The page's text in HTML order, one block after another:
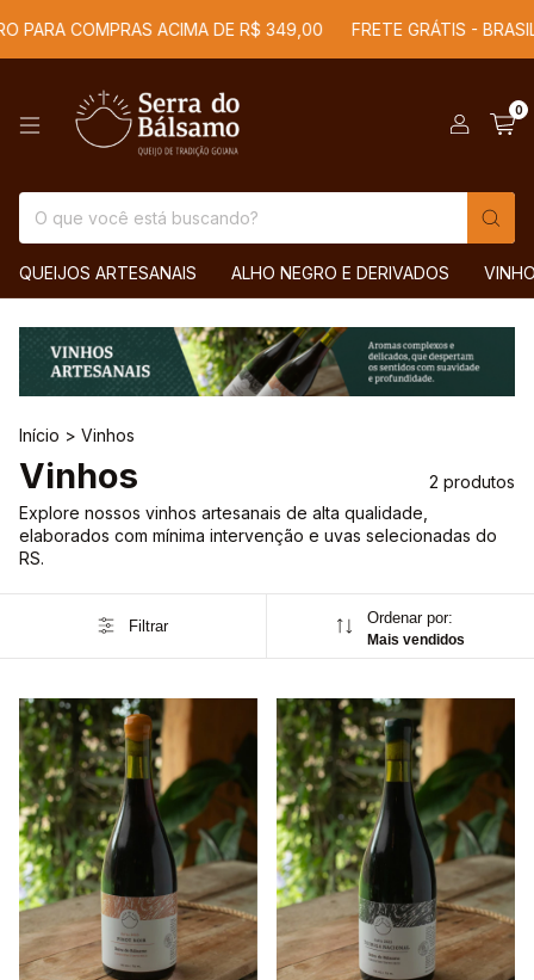
PARA COMPRAS ACIMA DE R$ 349,00 FRETE GRÁTIS -
0
QUEIJOS ARTESANAIS ALHO NEGRO E DERIVADOS
Início > Vinhos
Vinhos
2 produtos
Explore nossos vinhos artesanais de alta qualidade,
elaborados com mínima intervenção e uvas selecionadas do
RS.
Filtrar Ordenar por:
Mais vendidos